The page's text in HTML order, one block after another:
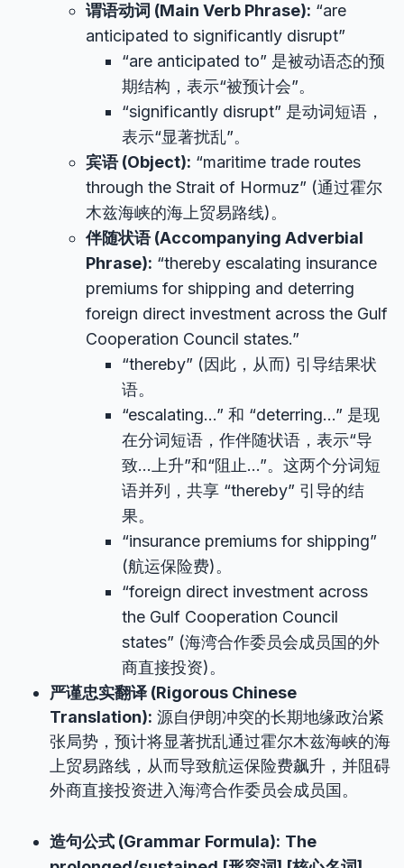
谓语动词 (Main Verb Phrase): “are
anticipated to significantly disrupt”
“are anticipated to” 是被动语态的预
期结构，表示“被预计会”。
“significantly disrupt” 是动词短语，
表示“显著扰乱”。
宾语 (Object): “maritime trade routes
through the Strait of Hormuz” (通过霍尔
木兹海峡的海上贸易路线)。
伴随状语 (Accompanying Adverbial
Phrase): “thereby escalating insurance
premiums for shipping and deterring
foreign direct investment across the Gulf
Cooperation Council states.”
“thereby” (因此，从而) 引导结果状
语。
“escalating…” 和 “deterring…” 是现
在分词短语，作伴随状语，表示“导
致…上升”和“阻止…”。这两个分词短
语并列，共享 “thereby” 引导的结
果。
“insurance premiums for shipping”
(航运保险费)。
“foreign direct investment across
the Gulf Cooperation Council
states” (海湾合作委员会成员国的外
商直接投资)。
严谨忠实翻译 (Rigorous Chinese
Translation): 源自伊朗冲突的长期地缘政治紧
张局势，预计将显著扰乱通过霍尔木兹海峡的海
上贸易路线，从而导致航运保险费飙升，并阻碍
外商直接投资进入海湾合作委员会成员国。
造句公式 (Grammar Formula): The